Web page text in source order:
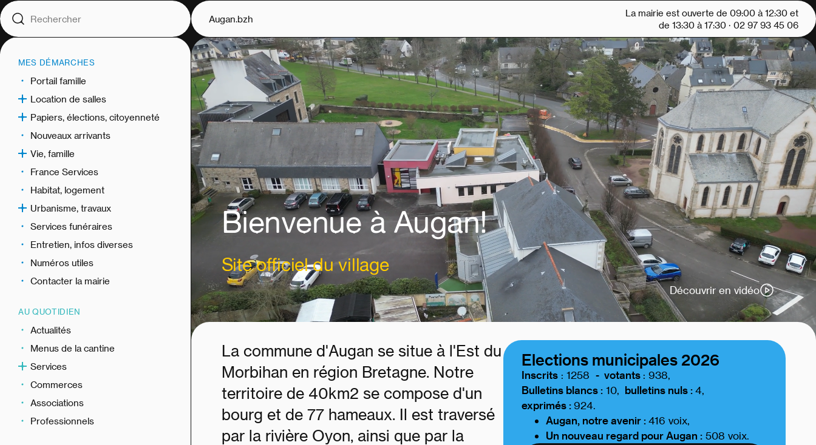
MES DÉMARCHES
Portail famille
Location de salles
Papiers, élections, citoyenneté
Nouveaux arrivants
Vie, famille
France Services
Habitat, logement
Urbanisme, travaux
Services funéraires
Entretien, infos diverses
Numéros utiles
Contacter la mairie
AU QUOTIDIEN
Actualités
Menus de la cantine
Services
Commerces
Associations
Professionnels
Augan.bzh
La mairie est ouverte de 09:00 à 12:30 et
de 13:30 à 17:30 · 02 97 93 45 06
Bienvenue à Augan!
Site officiel du village
Découvrir en vidéo
La commune d'Augan se situe à l'Est du
Morbihan en région Bretagne. Notre
territoire de 40km2 se compose d'un
bourg et de 77 hameaux. Il est traversé
par la rivière Oyon, ainsi que par la
Elections municipales 2026
Inscrits : 1258- votants : 938,
Bulletins blancs : 10, bulletins nuls :4,
exprimés :924.
Augan, notre avenir :416 voix,
Un nouveau regard pour Augan : 508 voix.